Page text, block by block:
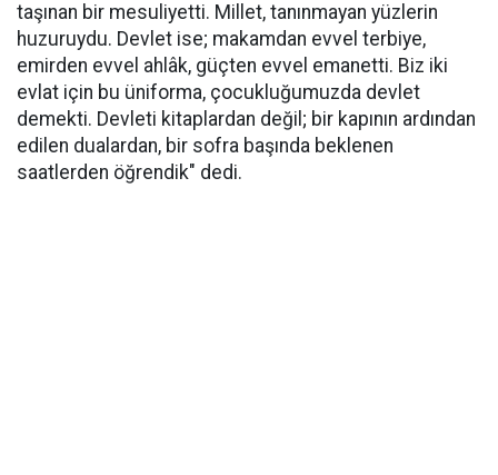
taşınan bir mesuliyetti. Millet, tanınmayan yüzlerin
huzuruydu. Devlet ise; makamdan evvel terbiye,
emirden evvel ahlâk, güçten evvel emanetti. Biz iki
evlat için bu üniforma, çocukluğumuzda devlet
demekti. Devleti kitaplardan değil; bir kapının ardından
edilen dualardan, bir sofra başında beklenen
saatlerden öğrendik" dedi.